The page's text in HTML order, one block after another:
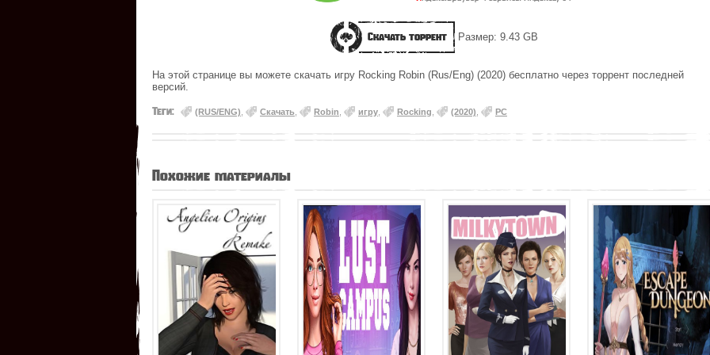
Скачать торрент Размер: 9.43 GB
На этой странице вы можете скачать игру Rocking Robin (Rus/Eng) (2020) бесплатно через торрент последней
версий.
Теги: (RUS/ENG) Скачать Robin игру Rocking (2020) PC
Похожие материалы